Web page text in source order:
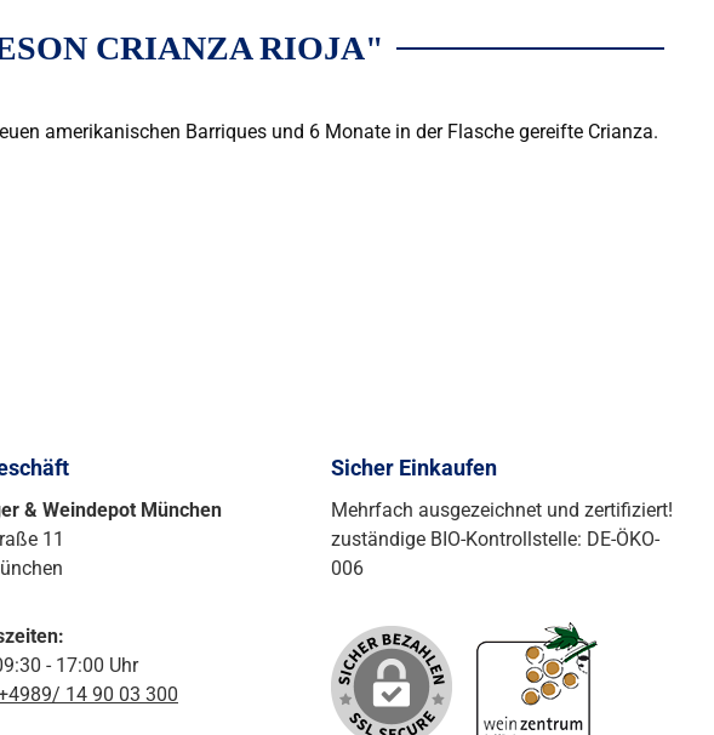
CRIANZA RIOJA"
amerikanischen Barriques und 6 Monate in der Flasche gereifte Crianza.
& Weindepot München
11
- 17:00 Uhr
14 90 03 300
Sicher Einkaufen
Mehrfach ausgezeichnet und zertifiziert!
zuständige BIO-Kontrollstelle: DE-ÖKO-
006